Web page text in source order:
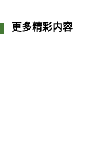
更多精彩内容